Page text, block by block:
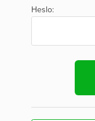
Heslo: